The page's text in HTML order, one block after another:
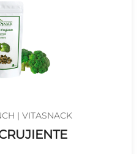
| VITASNACK